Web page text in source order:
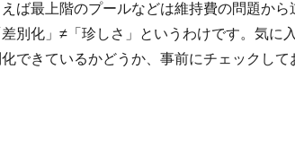
ば最上階のプールなどは維持費の問題か
別化」≠「珍しさ」というわけです。気に
できているかどうか、事前にチェックして